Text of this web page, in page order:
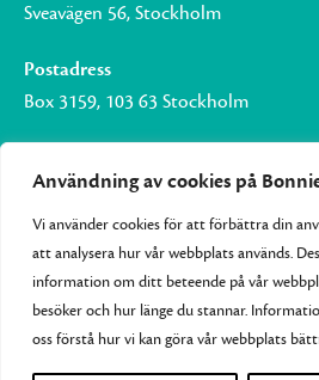
Användning av cookies på
Vi använder cookies för att förbättra din
att analysera hur vår webbplats används.
information om ditt beteende på vår
besöker och hur länge du stannar.
oss förstå hur vi kan göra vår webbplats
Sveavägen 56, Stockholm
Postadress
Box 3159, 103 63 Stockholm
Om
Cookies